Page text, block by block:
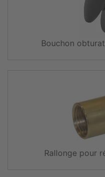
Bouchon
Rallonge pour